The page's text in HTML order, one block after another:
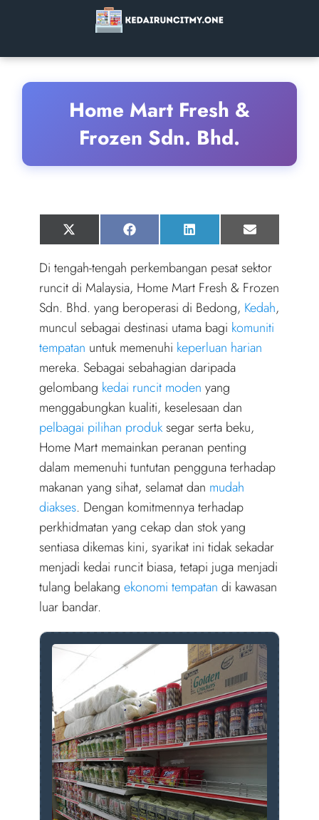
Home Mart Fresh &
Frozen Sdn. Bhd.
Share
on
X
(
w
i
t
t
e
r
)
Share
on
F
a
e
b
o
o
k
Share
on
L
i
k
e
d
I
n
Share
on
E
m
i
Di tengah-tengah perkembangan pesat sektor
runcit di Malaysia, Home Mart Fresh & Frozen
Sdn. Bhd. yang beroperasi di Bedong, Kedah,
muncul sebagai destinasi utama bagi komuniti
tempatan untuk memenuhi keperluan harian
mereka. Sebagai sebahagian daripada
gelombang kedai runcit moden yang
menggabungkan kualiti, keselesaan dan
pelbagai pilihan produksegar serta beku,
Home Mart memainkan peranan penting
dalam memenuhi tuntutan pengguna terhadap
makanan yang sihat, selamat dan mudah
diakses. Dengan komitmennya terhadap
perkhidmatan yang cekap dan stok yang
sentiasa dikemas kini, syarikat ini tidak sekadar
menjadi kedai runcit biasa, tetapi juga menjadi
tulang belakang ekonomi tempatan di kawasan
luar bandar.